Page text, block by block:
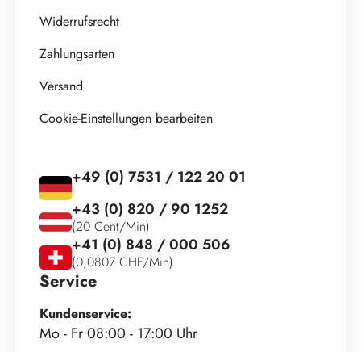
Widerrufsrecht
Zahlungsarten
Versand
Cookie-Einstellungen bearbeiten
Service
Kundenservice:
Mo - Fr 08:00 - 17:00 Uhr
+49 (0) 7531 / 122 20 01
+43 (0) 820 / 90 1252
(20 Cent/Min)
+41 (0) 848 / 000 506
(0,0807 CHF/Min)